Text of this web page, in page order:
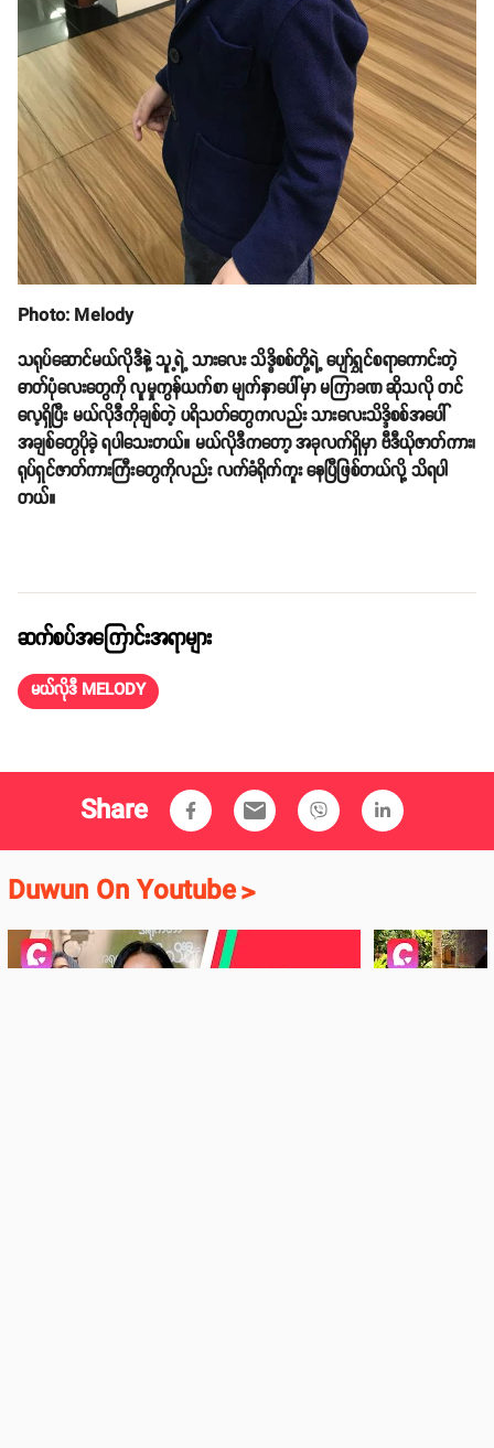
Photo: Melody
သရုပ်ဆောင်မယ်လိုဒီနဲ့ သူ့ရဲ့ သားလေး သိဒ္ဓိစစ်တို့ရဲ့ ပျော်ရွှင်စရာကောင်းတဲ့
ဓာတ်ပုံလေးတွေကို လူမှုကွန်ယက်စာ မျက်နှာပေါ်မှာ မကြာခဏ ဆိုသလို တင်
လေ့ရှိပြီး မယ်လိုဒီကိုချစ်တဲ့ ပရိသတ်တွေကလည်း သားလေးသိဒ္ဒိစစ်အပေါ်
အချစ်တွေပိုခဲ့ ရပါသေးတယ်။ မယ်လိုဒီကတော့ အခုလက်ရှိမှာ ဗီဒီယိုဇာတ်ကား၊
ရုပ်ရှင်ဇာတ်ကားကြီးတွေကိုလည်း လက်ခံရိုက်ကူး နေပြီဖြစ်တယ်လို့ သိရပါ
တယ်။
ဆက်စပ်အကြောင်းအရာများ
မယ်လိုဒီ MELODY
Share email
Duwun On Youtube>